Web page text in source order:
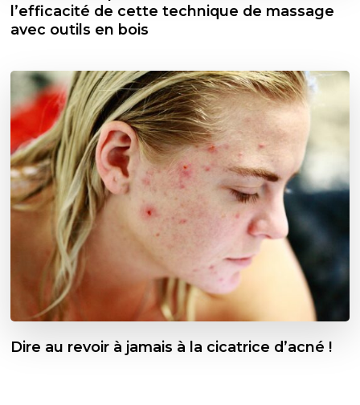
l’efficacité de cette technique de massage
avec outils en bois
Dire au revoir à jamais à la cicatrice d’acné !